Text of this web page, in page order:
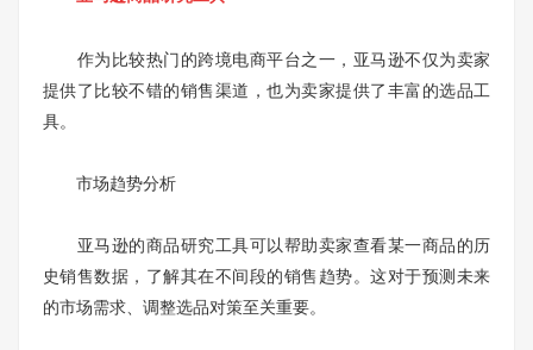
作为比较热门的跨境电商平台之一，亚马逊不仅为卖家
提供了比较不错的销售渠道，也为卖家提供了丰富的选品工
具。
市场趋势分析
亚马逊的商品研究工具可以帮助卖家查看某一商品的历
史销售数据，了解其在不间段的销售趋势。这对于预测未来
的市场需求、调整选品对策至关重要。